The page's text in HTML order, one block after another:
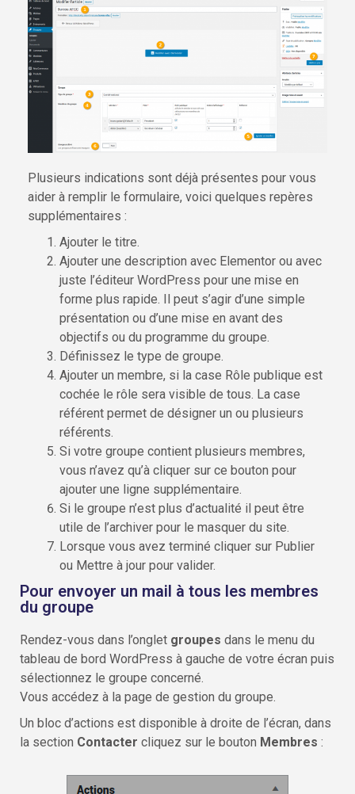
Plusieurs indications sont déjà présentes pour vous
aider à remplir le formulaire, voici quelques repères
supplémentaires :
Ajouter le titre.
Ajouter une description avec Elementor ou avec
juste l’éditeur WordPress pour une mise en
forme plus rapide. Il peut s’agir d’une simple
présentation ou d’une mise en avant des
objectifs ou du programme du groupe.
Définissez le type de groupe.
Ajouter un membre, si la case Rôle publique est
cochée le rôle sera visible de tous. La case
référent permet de désigner un ou plusieurs
référents.
Si votre groupe contient plusieurs membres,
vous n’avez qu’à cliquer sur ce bouton pour
ajouter une ligne supplémentaire.
Si le groupe n’est plus d’actualité il peut être
utile de l’archiver pour le masquer du site.
Lorsque vous avez terminé cliquer sur Publier
ou Mettre à jour pour valider.
Pour envoyer un mail à tous les membres
du groupe
Rendez-vous dans l’onglet groupes dans le menu du
tableau de bord WordPress à gauche de votre écran puis
sélectionnez le groupe concerné.
Vous accédez à la page de gestion du groupe.
Un bloc d’actions est disponible à droite de l’écran, dans
la section Contacter cliquez sur le bouton Membres :